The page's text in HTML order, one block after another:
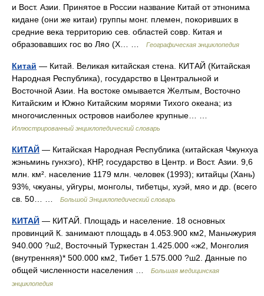
и Вост. Азии. Принятое в России название Китай от этнонима
кидане (они же китаи) группы монг. племен, покоривших в
средние века территорию сев. областей совр. Китая и
образовавших гос во Ляо (X… …
Географическая энциклопедия
Китай — Китай. Великая китайская стена. КИТАЙ (Китайская
Народная Республика), государство в Центральной и
Восточной Азии. На востоке омывается Желтым, Восточно
Китайским и Южно Китайским морями Тихого океана; из
многочисленных островов наиболее крупные… …
Иллюстрированный энциклопедический словарь
КИТАЙ — Китайская Народная Республика (китайская Чжунхуа
жэньминь гунхэго), КНР, государство в Центр. и Вост. Азии. 9,6
млн. км². население 1179 млн. человек (1993); китайцы (Хань)
93%, чжуаны, уйгуры, монголы, тибетцы, хуэй, мяо и др. (всего
св. 50… …
Большой Энциклопедический словарь
КИТАЙ — КИТАЙ. Площадь и население. 18 основных
провинций К. занимают площадь в 4.053.900 км2, Маньчжурия
940.000 ?ш2, Восточный Туркестан 1.425.000 «ж2, Монголия
(внутренняя)* 500.000 км2, Тибет 1.575.000 ?ш2. Данные по
общей численности населения …
Большая медицинская
энциклопедия